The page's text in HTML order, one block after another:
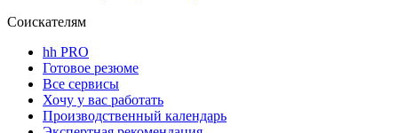
Соискателям
hh PRO
Готовое резюме
Все сервисы
Хочу у вас работать
Производственный календарь